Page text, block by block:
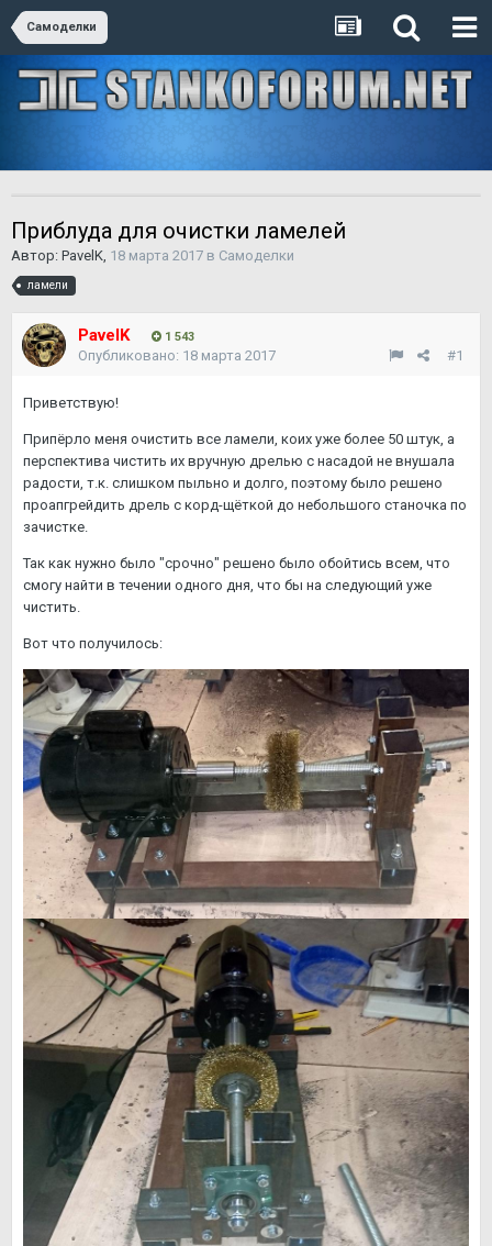
Самоделки
Приблуда для очистки ламелей
Автор: PavelK, 18 марта 2017 в Самоделки
ламели
PavelK 1 543
#1
Опубликовано: 18 марта 2017
Приветствую!
Припёрло меня очистить все ламели, коих уже более 50 штук, а
перспектива чистить их вручную дрелью с насадой не внушала
радости, т.к. слишком пыльно и долго, поэтому было решено
проапгрейдить дрель с корд-щёткой до небольшого станочка по
зачистке.
Так как нужно было "срочно" решено было обойтись всем, что
смогу найти в течении одного дня, что бы на следующий уже
чистить.
Вот что получилось: